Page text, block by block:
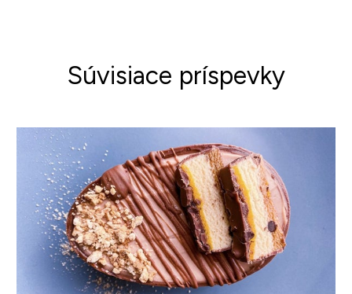
Súvisiace príspevky